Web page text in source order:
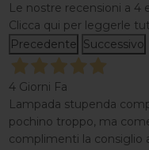
Le nostre recensioni a 4
Clicca qui per leggerle
Precedente Successivo
4 Giorni Fa
Lampada stupenda
pochino troppo, ma
complimenti la